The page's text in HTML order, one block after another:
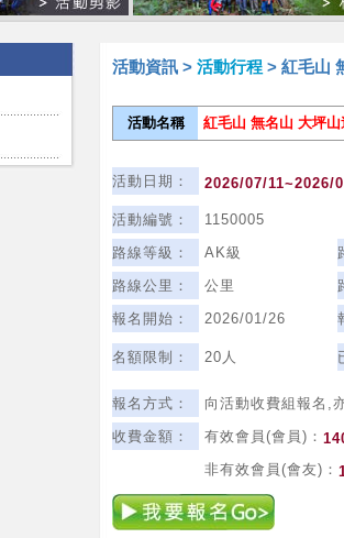
活動資訊 > 活動行程> 紅毛山
活動名稱 紅毛山 無名山 大坪
活動日期： 2026/07/11~2026/
活動編號：
1150005
路線等級：
AK級
路線公里：
公里
報名開始：
2026/01/26
名額限制： 20人
報名方式：
向活動收費組報名,
收費金額：
有效會員(會員)：
非有效會員(會友)：